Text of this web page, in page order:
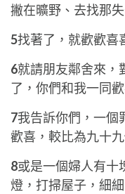
撇在曠野、去找那
5找著了，就歡歡喜
6就請朋友鄰舍來，
了，你們和我一同歡
7我告訴你們，一個
歡喜，較比為九十
8或是一個婦人有十
燈，打掃屋子，細